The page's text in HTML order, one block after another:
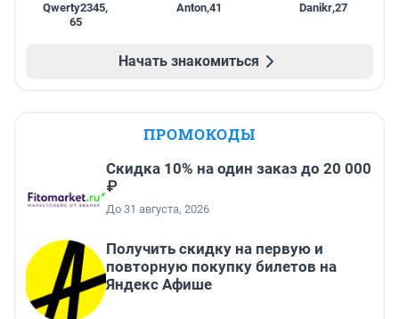
Qwerty2345,
65
Anton,41 Danikr,27
Начать знакомиться
ПРОМОКОДЫ
Скидка 10% на один заказ до 20 000
₽
До 31 августа, 2026
Получить скидку на первую и
повторную покупку билетов на
Яндекс Афише